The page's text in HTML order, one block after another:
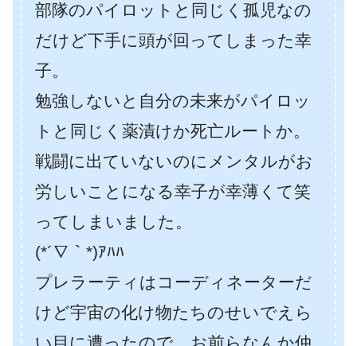
部隊のパイロットと同じく孤児なの
だけど下手に頭が回ってしまった幸
子。
勉強しないと自分の未来がパイロッ
トと同じく薬漬けか死亡ルートか。
戦闘に出ていないのにメンタルがお
労しいことになる幸子が幸薄くて笑
ってしまいました。
(*´∇｀*)ｱﾊﾊ
プレラーティはコーディネーターだ
けど宇宙の化け物たちのせいでえら